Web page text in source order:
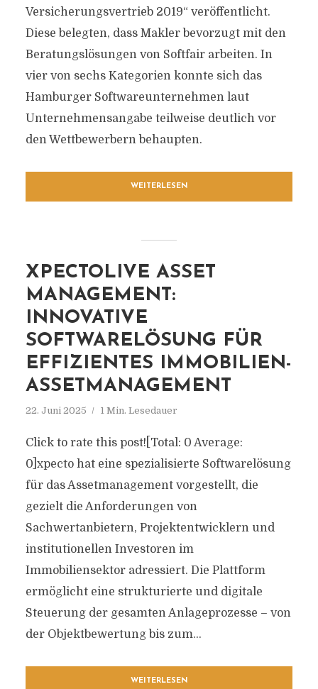
Versicherungsvertrieb 2019“ veröffentlicht.
Diese belegten, dass Makler bevorzugt mit den
Beratungslösungen von Softfair arbeiten. In
vier von sechs Kategorien konnte sich das
Hamburger Softwareunternehmen laut
Unternehmensangabe teilweise deutlich vor
den Wettbewerbern behaupten.
WEITERLESEN
XPECTOLIVE ASSET
MANAGEMENT:
INNOVATIVE
SOFTWARELÖSUNG FÜR
EFFIZIENTES IMMOBILIEN-
ASSETMANAGEMENT
22. Juni 2025 1 Min. Lesedauer
Click to rate this post![Total: 0 Average:
0]xpecto hat eine spezialisierte Softwarelösung
für das Assetmanagement vorgestellt, die
gezielt die Anforderungen von
Sachwertanbietern, Projektentwicklern und
institutionellen Investoren im
Immobiliensektor adressiert. Die Plattform
ermöglicht eine strukturierte und digitale
Steuerung der gesamten Anlageprozesse – von
der Objektbewertung bis zum...
WEITERLESEN